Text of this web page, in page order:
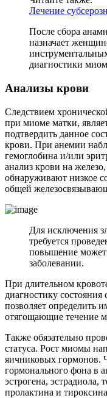
Лечение
После сбора
назначает
диагностики
Анализы крови
Следствием
при миоме матки,
подтвердить данное
крови. При анемии
гемоглобина и/или
анализ крови на
обнаруживают низкое
общей
Для исключения
требуется
повышение может
заболевании.
При длительном
диагностику
позволяет определить
отягощающие течение
Также обязательно
статуса. Рост миомы
яичниковых гормонов.
гормонального фона в
эстрогена, эстрадиола,
пролактина и